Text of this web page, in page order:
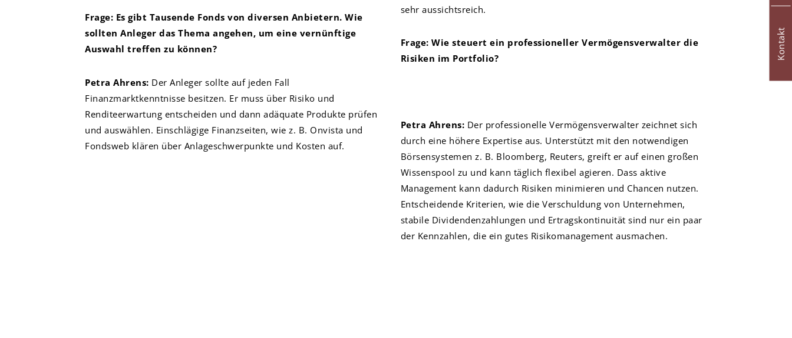
Frage: Es gibt Tausende Fonds von diversen Anbietern. Wie
sollten Anleger das Thema angehen, um eine vernünftige
Auswahl treffen zu können?
Petra Ahrens: Der Anleger sollte auf jeden Fall
Finanzmarktkenntnisse besitzen. Er muss über Risiko und
Renditeerwartung entscheiden und dann adäquate Produkte prüfen
und auswählen. Einschlägige Finanzseiten, wie z. B. Onvista und
Fondsweb klären über Anlageschwerpunkte und Kosten auf.
sehr aussichtsreich.
Frage: Wie steuert ein professioneller Vermögensverwalter die
Risiken im Portfolio?
Petra Ahrens: Der professionelle Vermögensverwalter zeichnet sich
durch eine höhere Expertise aus. Unterstützt mit den notwendigen
Börsensystemen z. B. Bloomberg, Reuters, greift er auf einen großen
Wissenspool zu und kann täglich flexibel agieren. Dass aktive
Management kann dadurch Risiken minimieren und Chancen nutzen.
Entscheidende Kriterien, wie die Verschuldung von Unternehmen,
stabile Dividendenzahlungen und Ertragskontinuität sind nur ein paar
der Kennzahlen, die ein gutes Risikomanagement ausmachen.
Kontakt